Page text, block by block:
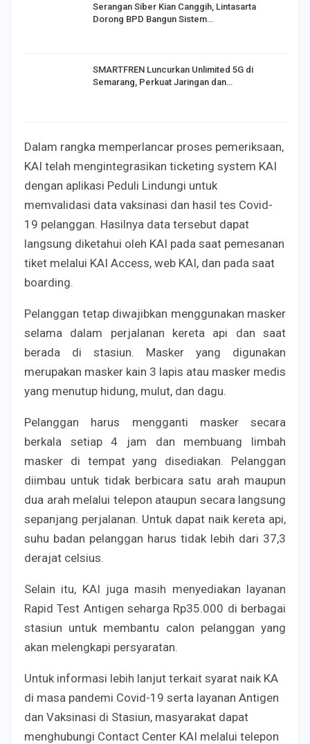
Serangan Siber Kian Canggih, Lintasarta
Dorong BPD Bangun Sistem…
SMARTFREN Luncurkan Unlimited 5G di
Semarang, Perkuat Jaringan dan…
Dalam rangka memperlancar proses pemeriksaan,
KAI telah mengintegrasikan ticketing system KAI
dengan aplikasi Peduli Lindungi untuk
memvalidasi data vaksinasi dan hasil tes Covid-
19 pelanggan. Hasilnya data tersebut dapat
langsung diketahui oleh KAI pada saat pemesanan
tiket melalui KAI Access, web KAI, dan pada saat
boarding.
Pelanggan tetap diwajibkan menggunakan masker
selama dalam perjalanan kereta api dan saat
berada di stasiun. Masker yang digunakan
merupakan masker kain 3 lapis atau masker medis
yang menutup hidung, mulut, dan dagu.
Pelanggan harus mengganti masker secara
berkala setiap 4 jam dan membuang limbah
masker di tempat yang disediakan. Pelanggan
diimbau untuk tidak berbicara satu arah maupun
dua arah melalui telepon ataupun secara langsung
sepanjang perjalanan. Untuk dapat naik kereta api,
suhu badan pelanggan harus tidak lebih dari 37,3
derajat celsius.
Selain itu, KAI juga masih menyediakan layanan
Rapid Test Antigen seharga Rp35.000 di berbagai
stasiun untuk membantu calon pelanggan yang
akan melengkapi persyaratan.
Untuk informasi lebih lanjut terkait syarat naik KA
di masa pandemi Covid-19 serta layanan Antigen
dan Vaksinasi di Stasiun, masyarakat dapat
menghubungi Contact Center KAI melalui telepon